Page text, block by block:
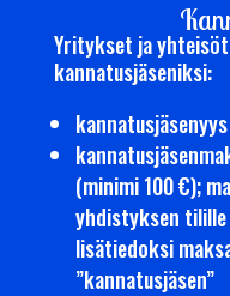
Yritykset ja
kannatusjäseniksi:
(minimi 100 €);
yhdistyksen tilille
lisätiedoksi
”kannatusjäsen”